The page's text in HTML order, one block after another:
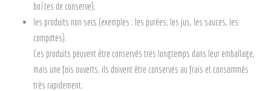
boîtes de conserve),
les produits non secs (exemples : les purées, les jus, les sauces, les
compotes).
Ces produits peuvent être conservés très longtemps dans leur emballage,
mais une fois ouverts, ils doivent être conservés au frais et consommés
très rapidement.